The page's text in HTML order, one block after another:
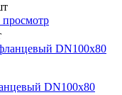
DN100х80